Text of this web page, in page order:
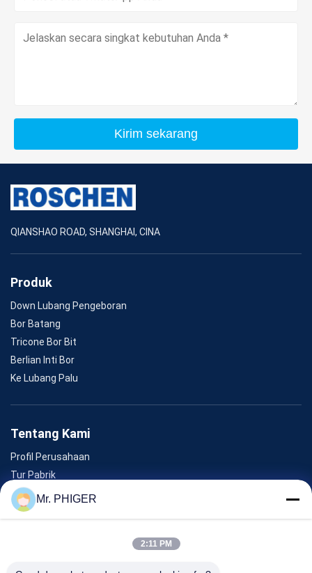
Kirim sekarang
QIANSHAO ROAD, SHANGHAI, CINA
Produk
Down Lubang Pengeboran
Bor Batang
Tricone Bor Bit
Berlian Inti Bor
Ke Lubang Palu
Tentang Kami
Profil Perusahaan
Tur Pabrik
Kontrol Kualitas
Sitemap
Mr. PHIGER
2:11 PM